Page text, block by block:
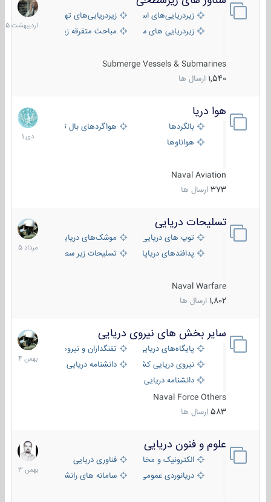
زیردریایی‌های استراتژیکزیردریایی‌های تهاجمی
زیردریایی های سبک
مباحث متفرقه زیرسطحی
Submerge Vessels & Submarines
1,540 ارسال ها
1405
هوا دریا
بالگردها
هواگردهای بال ثابت
هواناوها
Naval Aviation
373 ارسال ها
12
دی
1401
تسلیحات دریایی
توپ های دریایی
موشک‌های دریایی
پدافندهای دریاپایه
تسلیحات زیر سطحی
Naval Warfare
1,802 ارسال ها
2
مرداد
1405
سایر بخش های نیروی دریایی
پایگاه‌های دریایی
تفنگداران و نیروهای ویژه‌ی دریایی
نیروی دریایی کشورهای مختلفدانشنامه دریایی
دانشنامه دریایی کپی
Naval Force Others
583 ارسال ها
22
بهمن
1404
علوم و فنون دریایی
الکترونیک و مخابرات دریاییفناوری دریایی
دریانوردی عمومی
سامانه های رانشی دریایی
6
بهمن
1403